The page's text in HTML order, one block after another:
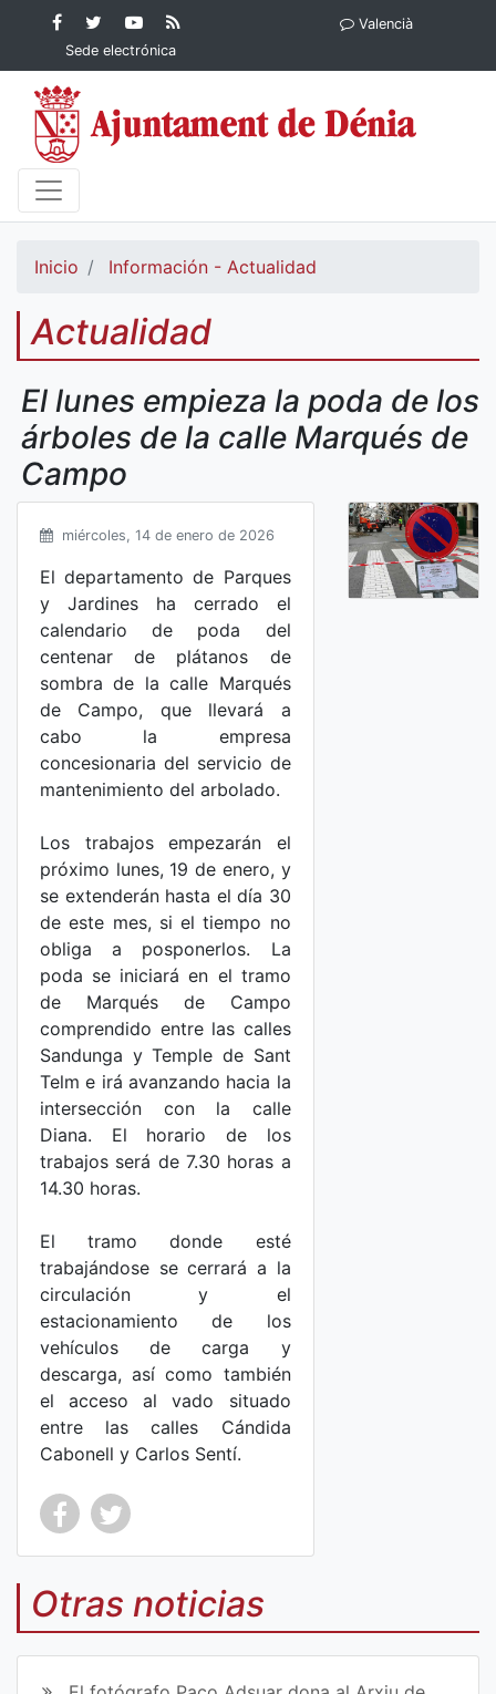
Contenido principalFacebook
Ayuntamiento de
Dénia
Ayuntamiento
de Dénia
YouTube
Ayuntamiento
de Dénia
Ayuntamiento
Sede electrónica
Valencià
Inicio Información - Actualidad
Actualidad
El lunes empieza la poda de los
árboles de la calle Marqués de
Campo
miércoles, 14 de enero de 2026
El departamento de Parques
y Jardines ha cerrado el
calendario de poda del
centenar de plátanos de
sombra de la calle Marqués
de Campo, que llevará a
cabo la empresa
concesionaria del servicio de
mantenimiento del arbolado.
Los trabajos empezarán el
próximo lunes, 19 de enero, y
se extenderán hasta el día 30
de este mes, si el tiempo no
obliga a posponerlos. La
poda se iniciará en el tramo
de Marqués de Campo
comprendido entre las calles
Sandunga y Temple de Sant
Telm e irá avanzando hacia la
intersección con la calle
Diana. El horario de los
trabajos será de 7.30 horas a
14.30 horas.
El tramo donde esté
trabajándose se cerrará a la
circulación y el
estacionamiento de los
vehículos de carga y
descarga, así como también
el acceso al vado situado
entre las calles Cándida
Cabonell y Carlos Sentí.
Co
mp
art
Co
mp
art
ir
Otras noticias